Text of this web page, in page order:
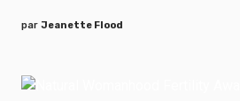
par Jeanette Flood